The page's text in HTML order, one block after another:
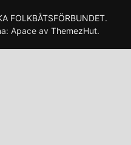
FOLKBÅTSFÖRBUNDET.
Apace av ThemezHut.